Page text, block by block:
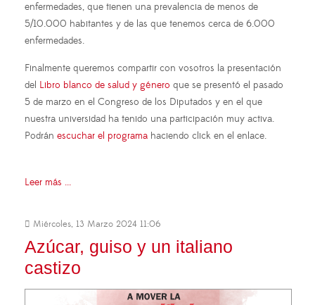
enfermedades, que tienen una prevalencia de menos de
5/10.000 habitantes y de las que tenemos cerca de 6.000
enfermedades.
Finalmente queremos compartir con vosotros la presentación
del Libro blanco de salud y género que se presentó el pasado
5 de marzo en el Congreso de los Diputados y en el que
nuestra universidad ha tenido una participación muy activa.
Podrán escuchar el programa haciendo click en el enlace.
Leer más ...
Miércoles, 13 Marzo 2024 11:06
Azúcar, guiso y un italiano
castizo